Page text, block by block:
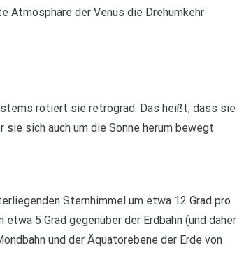
Atmosphäre der Venus die Drehumkehr
rotiert sie retrograd. Das heißt, dass sie
sich auch um die Sonne herum bewegt
Sternhimmel um etwa 12 Grad pro
5 Grad gegenüber der Erdbahn (und daher
und der Äquatorebene der Erde von